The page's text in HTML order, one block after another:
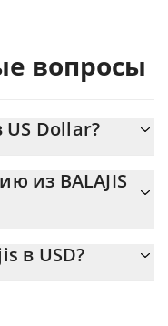
вопросы
US Dollar?
{toSymbol
из BALAJIS
введя сумму balajis в
в USD?